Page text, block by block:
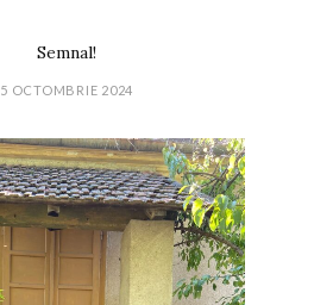
Semnal!
5 OCTOMBRIE 2024